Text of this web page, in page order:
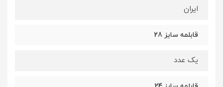
ایران
قابلمه سایز 28
یک عدد